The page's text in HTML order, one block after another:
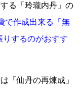
る「玲瓏内丹」の
で作成出来る「無
するのがおすす
「仙丹の再煉成」